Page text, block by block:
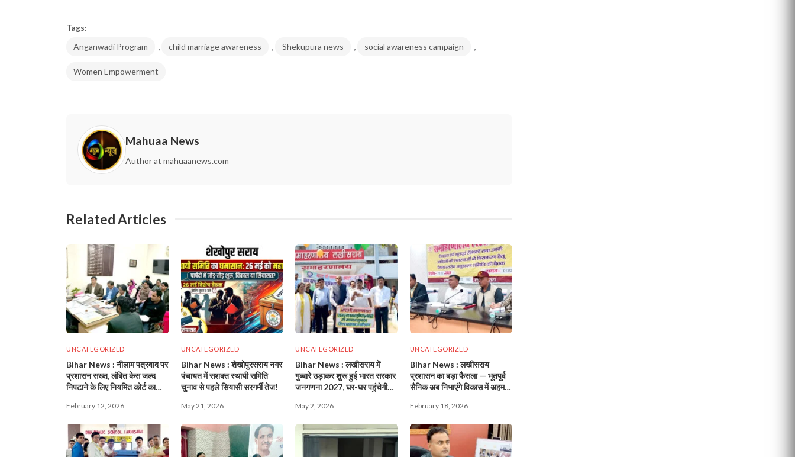
Tags:
Anganwadi Program
, child marriage awareness , Shekupura news , social awareness campaign ,
Women Empowerment
Mahuaa News
Author at mahuaanews.com
Related Articles
UNCATEGORIZED
Bihar News : नीलाम पत्रवाद पर
प्रशासन सख्त, लंबित केस जल्द
निपटाने के लिए नियमित कोर्ट का
February 12, 2026
UNCATEGORIZED
Bihar News : शेखोपुरसराय नगर
पंचायत में सशक्त स्थायी समिति
चुनाव से पहले सियासी सरगर्मी तेज!
May 21, 2026
UNCATEGORIZED
Bihar News : लखीसराय में
गुब्बारे उड़ाकर शुरू हुई भारत सरकार
जनगणना 2027, घर-घर पहुंचेगी
May 2, 2026
UNCATEGORIZED
Bihar News : लखीसराय
प्रशासन का बड़ा फैसला — भूतपूर्व
सैनिक अब निभाएंगे विकास में अहम
February 18, 2026